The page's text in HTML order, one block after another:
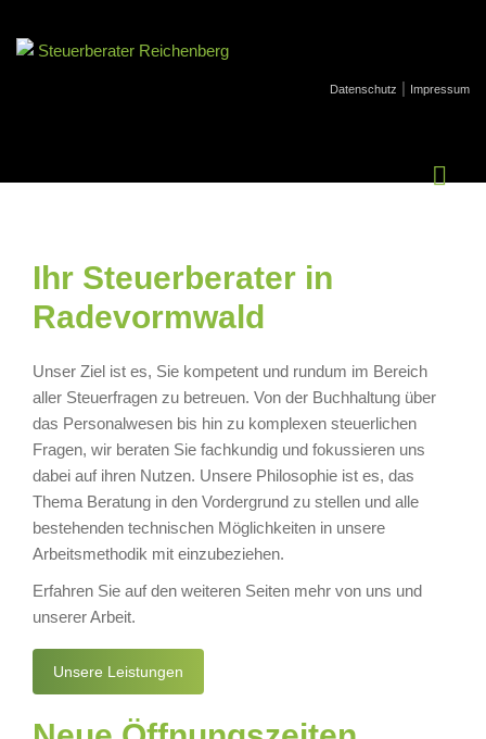
Datenschutz | Impressum
Ihr Steuerberater in
Radevormwald
Unser Ziel ist es, Sie kompetent und rundum im Bereich
aller Steuerfragen zu betreuen. Von der Buchhaltung über
das Personalwesen bis hin zu komplexen steuerlichen
Fragen, wir beraten Sie fachkundig und fokussieren uns
dabei auf ihren Nutzen. Unsere Philosophie ist es, das
Thema Beratung in den Vordergrund zu stellen und alle
bestehenden technischen Möglichkeiten in unsere
Arbeitsmethodik mit einzubeziehen.
Erfahren Sie auf den weiteren Seiten mehr von uns und
unserer Arbeit.
Unsere Leistungen